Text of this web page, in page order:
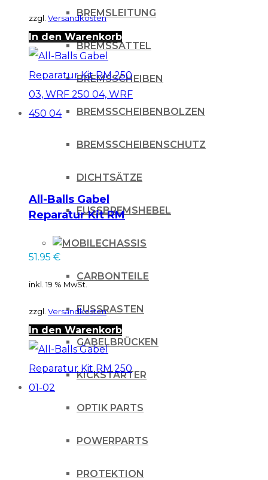
BREMSLEITUNG
BREMSSATTEL
BREMSSCHEIBEN
BREMSSCHEIBENBOLZEN
BREMSSCHEIBENSCHUTZ
DICHTSÄTZE
FUSSBREMSHEBEL
CHASSIS
CARBONTEILE
FUSSRASTEN
GABELBRÜCKEN
KICKSTARTER
OPTIK PARTS
POWERPARTS
PROTEKTION
zzgl. Versandkosten
In den Warenkorb
All-Balls Gabel
Reparatur Kit RM
WRF 450 04
51.95 €
inkl. 19 % MwSt.
zzgl. Versandkosten
In den Warenkorb